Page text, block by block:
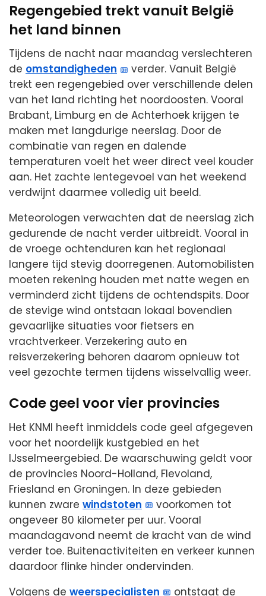
Regengebied trekt vanuit België
het land binnen
Tijdens de nacht naar maandag verslechteren
de omstandigheden
verder. Vanuit België
trekt een regengebied over verschillende delen
van het land richting het noordoosten. Vooral
Brabant, Limburg en de Achterhoek krijgen te
maken met langdurige neerslag. Door de
combinatie van regen en dalende
temperaturen voelt het weer direct veel kouder
aan. Het zachte lentegevoel van het weekend
verdwijnt daarmee volledig uit beeld.
Meteorologen verwachten dat de neerslag zich
gedurende de nacht verder uitbreidt. Vooral in
de vroege ochtenduren kan het regionaal
langere tijd stevig doorregenen. Automobilisten
moeten rekening houden met natte wegen en
verminderd zicht tijdens de ochtendspits. Door
de stevige wind ontstaan lokaal bovendien
gevaarlijke situaties voor fietsers en
vrachtverkeer. Verzekering auto en
reisverzekering behoren daarom opnieuw tot
veel gezochte termen tijdens wisselvallig weer.
Code geel voor vier provincies
Het KNMI heeft inmiddels code geel afgegeven
voor het noordelijk kustgebied en het
IJsselmeergebied. De waarschuwing geldt voor
de provincies Noord-Holland, Flevoland,
Friesland en Groningen. In deze gebieden
kunnen zware windstoten
voorkomen tot
ongeveer 80 kilometer per uur. Vooral
maandagavond neemt de kracht van de wind
verder toe. Buitenactiviteiten en verkeer kunnen
daardoor flinke hinder ondervinden.
Volgens de weerspecialisten
ontstaat de